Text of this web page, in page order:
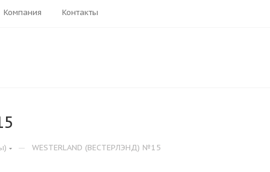
Компания Контакты
— WESTERLAND (ВЕСТЕРЛЭНД) №15